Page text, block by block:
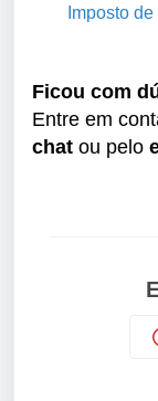
Imposto
Ficou com
Entre em
chat ou pelo